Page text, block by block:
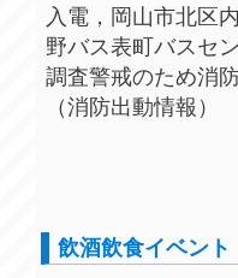
入電，岡山市北区
野バス表町バスセ
調査警戒のため消
（消防出動情報）
飲酒飲食イベン